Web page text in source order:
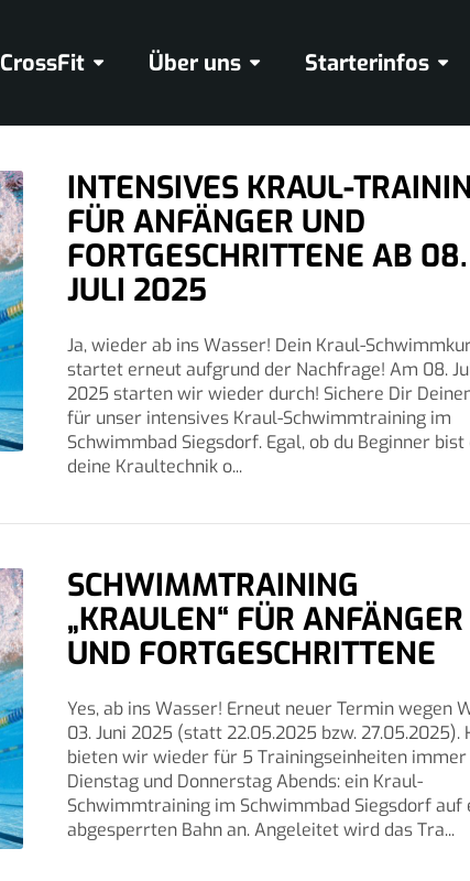
CrossFit Über uns Starterinfos
INTENSIVES KRAUL-
FÜR ANFÄNGER UND
FORTGESCHRITTENE AB 08.
JULI 2025
Ja, wieder ab ins Wasser! Dein Kraul-
startet erneut aufgrund der Nachfrage! Am 08.
2025 starten wir wieder durch! Sichere Dir
für unser intensives Kraul-Schwimmtraining im
Schwimmbad Siegsdorf. Egal, ob du Beginner
deine Kraultechnik o...
SCHWIMMTRAINING
„KRAULEN“ FÜR ANFÄNGER
UND FORTGESCHRITTENE
Yes, ab ins Wasser! Erneut neuer Termin wegen
03. Juni 2025 (statt 22.05.2025 bzw. 27.05.2025).
bieten wir wieder für 5 Trainingseinheiten immer
Dienstag und Donnerstag Abends: ein Kraul-
Schwimmtraining im Schwimmbad Siegsdorf auf
abgesperrten Bahn an. Angeleitet wird das Tra...